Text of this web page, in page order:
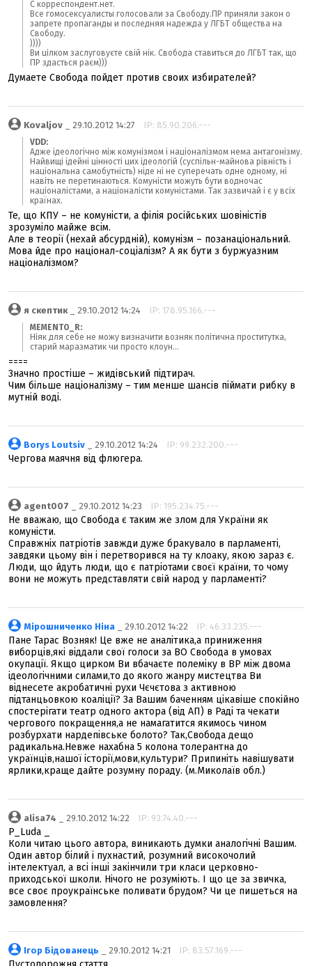
С корреспондент.нет.
Все гомосексуалисты голосовали за Свободу.ПР приняли закон о
запрете пропаганды и последняя надежда у ЛГБТ общества на
Свободу.
))))
Ви цілком заслуговуєте свій нік. Свобода ставиться до ЛГБТ так, що
ПР здасться раєм)))
Думаете Свобода пойдет против своих избирателей?
Kovaljov _ 29.10.2012 14:27 IP: 85.90.206.---
VDD:
Адже ідеологічно між комунізмом і націоналізмом нема антагонізму.
Найвищі ідейні цінності цих ідеологій (суспільн-майнова рівність і
національна самобутність) ніде ні не суперечать одне одному, ні
навіть не перетинаються. Комуністи можуть бути водночас
націоналістами, а націоналісти комуністами. Так зазвичай і є у всіх
країнах.
Те, що КПУ – не комуністи, а філія російських шовіністів
зрозуміло майже всім.
Але в теорії (нехай абсурдній), комунізм – позанаціональний.
Мова йде про націонал-соціалізм? А як бути з буржуазним
націоналізмом?
я скептик_ 29.10.2012 14:24 IP: 178.95.166.---
MEMENTO_R:
Ніяк для себе не можу визначити возняк політична проститутка,
старий маразматик чи просто клоун...
====
Значно простіше – жидівський підтирач.
Чим більше націоналізму – тим менше шансів піймати рибку в
мутній воді.
Borys Loutsiv _ 29.10.2012 14:24 IP: 99.232.200.---
Чергова маячня від флюгера.
agent007 _ 29.10.2012 14:23 IP: 195.234.75.---
Не вважаю, що Свобода є таким же злом для України як
комуністи.
Справжніх патріотів завжди дуже бракувало в парламенті,
завдяки цьому він і перетворився на ту клоаку, якою зараз є.
Люди, що йдуть люди, що є патріотами своєї країни, то чому
вони не можуть представляти свій народ у парламенті?
Мірошниченко Ніна _ 29.10.2012 14:22 IP: 46.33.235.---
Пане Тарас Возняк! Це вже не аналітика,а приниження
виборців,які віддали свої голоси за ВО Свобода в умовах
окупації. Якщо цирком Ви вбачаєте полеміку в ВР між двома
ідеологічними силами,то до якого жанру мистецтва Ви
віднесете акробатичні рухи Чєчєтова з активною
підтанцьовкою коаліції? За Вашим баченням цікавіше спокійно
спостерігати театр одного актора (від АП) в Раді та чекати
чергового покращення,а не намагатится якимось чином
розбурхати нардепівське болото? Так,Свобода дещо
радикальна.Невже нахабна 5 колона толерантна до
українців,нашої історії,мови,культури? Припиніть навішувати
ярлики,краще дайте розумну пораду. (м.Миколаїв обл.)
alisa74 _ 29.10.2012 14:22 IP: 93.74.40.---
P_Luda _
Коли читаю цього автора, виникають думки аналогічні Вашим.
Один автор білий і пухнастий, розумний високочолий
інтелектуал, а всі інші закінчили три класи церковно-
приходської школи. Нічого не розуміють. І що це за звичка,
все своє проукраїнське поливати брудом? Чи це пишеться на
замовлення?
Ігор Бідованець _ 29.10.2012 14:21 IP: 83.57.169.---